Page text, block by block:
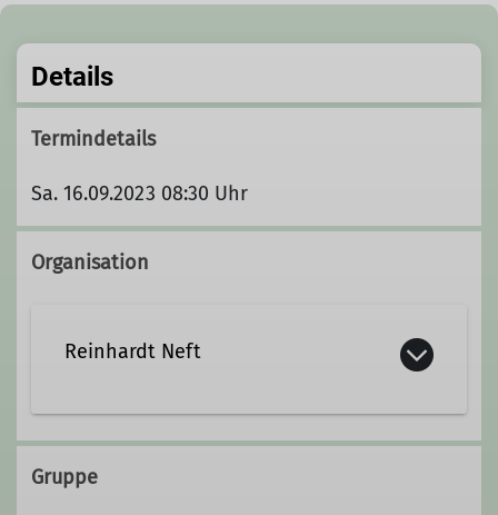
Details
Termindetails
Sa. 16.09.2023 08:30 Uhr
Organisation
Reinhardt Neft
naturschutzteam@alpenverein-
Gruppe